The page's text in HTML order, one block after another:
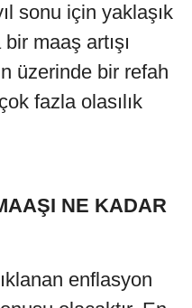
sonu için yaklaşık
maaş artışı
üzerinde bir refah
fazla olasılık
NE KADAR
enflasyon